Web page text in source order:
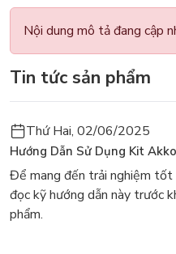
Nội dung mô tả đang cập
Tin tức sản phẩm
Thứ Hai, 02/06/2025
Hướng Dẫn Sử Dụng Kit
Để mang đến trải nghiệm tốt
đọc kỹ hướng dẫn này trước
phẩm.